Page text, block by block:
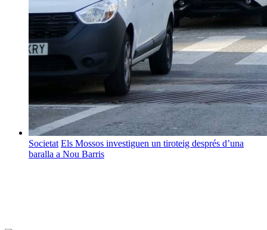
Societat Els Mossos investiguen un tiroteig després d’una
baralla a Nou Barris